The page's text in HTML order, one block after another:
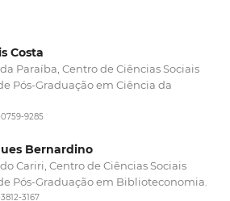
Costa
Paraíba, Centro de Ciências Sociais
Pós-Graduação em Ciência da
9285
Bernardino
Cariri, Centro de Ciências Sociais
Pós-Graduação em Biblioteconomia.
3167